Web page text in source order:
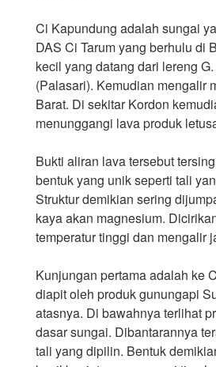
Ci Kapundung adalah sungai
DAS Ci Tarum yang berhulu di
kecil yang datang dari lereng
(Palasari). Kemudian mengalir
Barat. Di sekitar Kordon
menunggangi lava produk
Bukti aliran lava tersebut
bentuk yang unik seperti tali
Struktur demikian sering
kaya akan magnesium.
temperatur tinggi dan mengalir
Kunjungan pertama adalah ke
diapit oleh produk gunungapi
atasnya. Di bawahnya terlihat
dasar sungai. Dibantarannya
tali yang dipilin. Bentuk